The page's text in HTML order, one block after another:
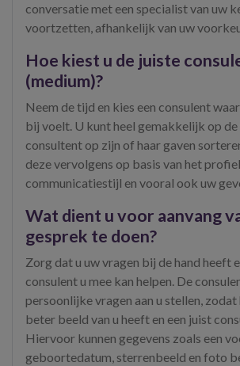
conversatie met een specialist van uw
voortzetten, afhankelijk van uw
Hoe kiest u de juiste
(medium)?
Neem de tijd en kies een consulent
bij voelt. U kunt heel gemakkelijk op
consultent op zijn of haar gaven
deze vervolgens op basis van het
communicatiestijl en vooral ook uw
Wat dient u voor aanvang
gesprek te doen?
Zorg dat u uw vragen bij de hand heeft
consulent u mee kan helpen. De
persoonlijke vragen aan u stellen, zodat
beter beeld van u heeft en een juist
Hiervoor kunnen gegevens zoals een
geboortedatum, sterrenbeeld en foto